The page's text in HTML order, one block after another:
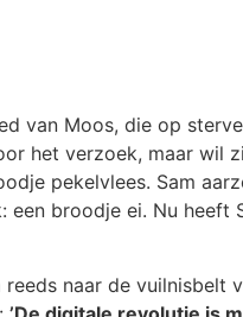
van Moos, die op
het verzoek, maar wil
pekelvlees. Sam
broodje ei. Nu heeft
naar de vuilnisbelt